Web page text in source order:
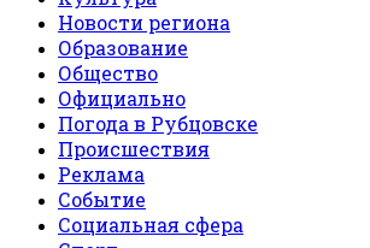
Новости региона
Образование
Общество
Официально
Погода в Рубцовске
Происшествия
Реклама
Событие
Социальная сфера